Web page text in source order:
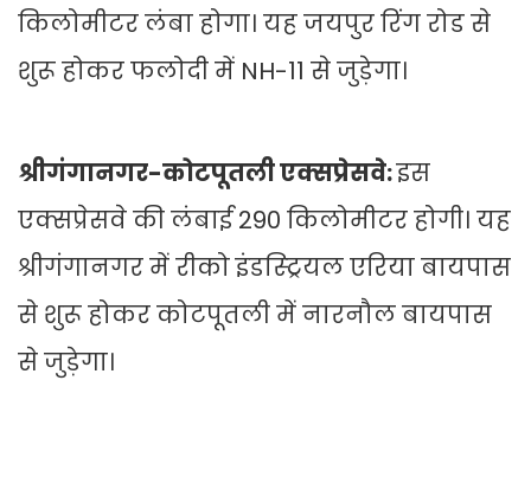
किलोमीटर लंबा होगा। यह जयपुर रिंग रोड से
शुरू होकर फलोदी में NH-11 से जुड़ेगा।
श्रीगंगानगर-कोटपूतली एक्सप्रेसवे:इस
एक्सप्रेसवे की लंबाई 290 किलोमीटर होगी। यह
श्रीगंगानगर में रीको इंडस्ट्रियल एरिया बायपास
से शुरू होकर कोटपूतली में नारनौल बायपास
से जुड़ेगा।